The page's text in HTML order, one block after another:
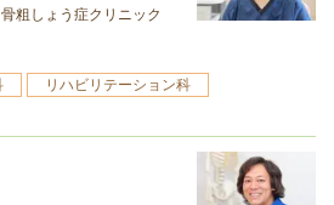
粗しょう症クリニック
リハビリテーション科